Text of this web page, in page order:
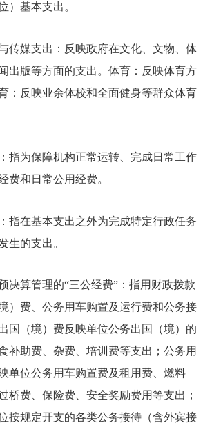
）基本支出。
传媒支出：反映政府在文化、文物、体
出版等方面的支出。体育：反映体育方
：反映业余体校和全面健身等群众体育
指为保障机构正常运转、完成日常工作
费和日常公用经费。
指在基本支出之外为完成特定行政任务
生的支出。
决算管理的“三公经费”：指用财政拨款
）费、公务用车购置及运行费和公务接
国（境）费反映单位公务出国（境）的
补助费、杂费、培训费等支出；公务用
单位公务用车购置费及租用费、燃料
桥费、保险费、安全奖励费用等支出；
按规定开支的各类公务接待（含外宾接